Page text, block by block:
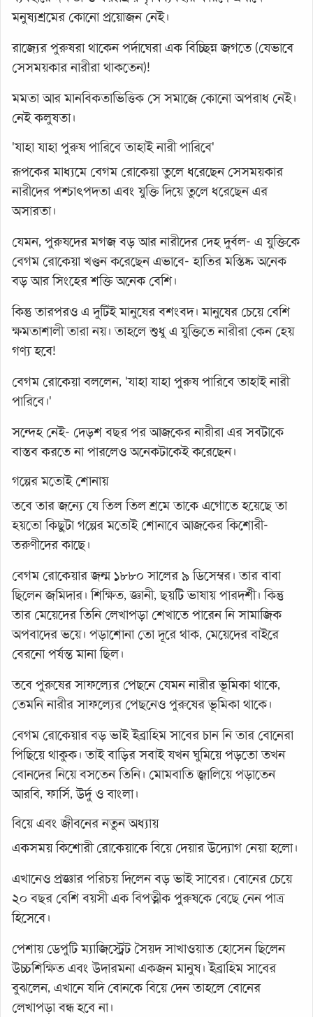
মনুষ্যশ্রমের কোনো প্রয়োজন নেই।
রাজ্যের পুরুষরা থাকেন পর্দাঘেরা এক বিচ্ছিন্ন জগতে (যেভাবে
সেসময়কার নারীরা থাকতেন)!
মমতা আর মানবিকতাভিত্তিক সে সমাজে কোনো অপরাধ নেই।
নেই কলুষতা।
'যাহা যাহা পুরুষ পারিবে তাহাই নারী পারিবে'
রূপকের মাধ্যমে বেগম রোকেয়া তুলে ধরেছেন সেসময়কার
নারীদের পশ্চাৎপদতা এবং যুক্তি দিয়ে তুলে ধরেছেন এর
অসারতা।
যেমন, পুরুষদের মগজ বড় আর নারীদের দেহ দুর্বল- এ যুক্তিকে
বেগম রোকেয়া খণ্ডন করেছেন এভাবে- হাতির মস্তিষ্ক অনেক
বড় আর সিংহের শক্তি অনেক বেশি।
কিন্তু তারপরও এ দুটিই মানুষের বশংবদ। মানুষের চেয়ে বেশি
ক্ষমতাশালী তারা নয়। তাহলে শুধু এ যুক্তিতে নারীরা কেন হেয়
গণ্য হবে!
বেগম রোকেয়া বললেন, 'যাহা যাহা পুরুষ পারিবে তাহাই নারী
পারিবে।'
সন্দেহ নেই- দেড়শ বছর পর আজকের নারীরা এর সবটাকে
বাস্তব করতে না পারলেও অনেকটাকেই করেছেন।
গল্পের মতোই শোনায়
তবে তার জন্যে যে তিল তিল শ্রমে তাকে এগোতে হয়েছে তা
হয়তো কিছুটা গল্পের মতোই শোনাবে আজকের কিশোরী-
তরুণীদের কাছে।
বেগম রোকেয়ার জন্ম ১৮৮০ সালের ৯ ডিসেম্বর। তার বাবা
ছিলেন জমিদার। শিক্ষিত, জ্ঞানী, ছয়টি ভাষায় পারদর্শী। কিন্তু
তার মেয়েদের তিনি লেখাপড়া শেখাতে পারেন নি সামাজিক
অপবাদের ভয়ে। পড়াশোনা তো দূরে থাক, মেয়েদের বাইরে
বেরনো পর্যন্ত মানা ছিল।
তবে পুরুষের সাফল্যের পেছনে যেমন নারীর ভূমিকা থাকে,
তেমনি নারীর সাফল্যের পেছনেও পুরুষের ভূমিকা থাকে।
বেগম রোকেয়ার বড় ভাই ইব্রাহিম সাবের চান নি তার বোনেরা
পিছিয়ে থাকুক। তাই বাড়ির সবাই যখন ঘুমিয়ে পড়তো তখন
বোনদের নিয়ে বসতেন তিনি। মোমবাতি জ্বালিয়ে পড়াতেন
আরবি, ফার্সি, উর্দু ও বাংলা।
বিয়ে এবং জীবনের নতুন অধ্যায়
একসময় কিশোরী রোকেয়াকে বিয়ে দেয়ার উদ্যোগ নেয়া হলো।
এখানেও প্রজ্ঞার পরিচয় দিলেন বড় ভাই সাবের। বোনের চেয়ে
২০ বছর বেশি বয়সী এক বিপত্নীক পুরুষকে বেছে নেন পাত্র
হিসেবে।
পেশায় ডেপুটি ম্যাজিস্ট্রেট সৈয়দ সাখাওয়াত হোসেন ছিলেন
উচ্চশিক্ষিত এবং উদারমনা একজন মানুষ। ইব্রাহিম সাবের
বুঝলেন, এখানে যদি বোনকে বিয়ে দেন তাহলে বোনের
লেখাপড়া বন্ধ হবে না।